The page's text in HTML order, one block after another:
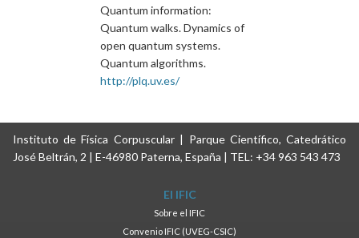
Quantum information:
Quantum walks. Dynamics of
open quantum systems.
Quantum algorithms.
http://plq.uv.es/
Instituto de Física Corpuscular | Parque Científico, Catedrático
José Beltrán, 2 | E-46980 Paterna, España | TEL: +34 963 543 473
El IFIC
Sobre el IFIC
Convenio IFIC (UVEG-CSIC)